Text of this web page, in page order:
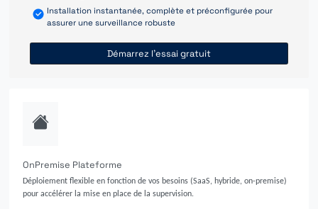
Installation instantanée, complète et préconfigurée pour
assurer une surveillance robuste
Démarrez l'essai gratuit
OnPremise Plateforme
Déploiement flexible en fonction de vos besoins (SaaS, hybride, on-premise)
pour accélérer la mise en place de la supervision.